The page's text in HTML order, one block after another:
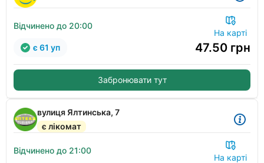
Відчинено до 20:00
На карті
47.50 грн
є 61 уп
Забронювати тут
вулиця Ялтинська, 7
є лікомат
Відчинено до 21:00
На карті